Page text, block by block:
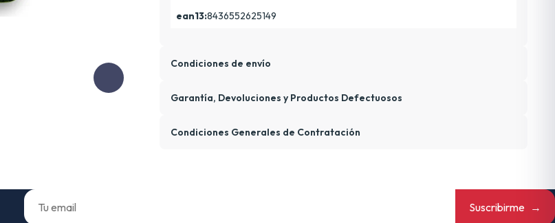
ean13:8436552625149
Condiciones de envío
Garantía, Devoluciones y Productos Defectuosos
Condiciones Generales de Contratación
Suscribirme →